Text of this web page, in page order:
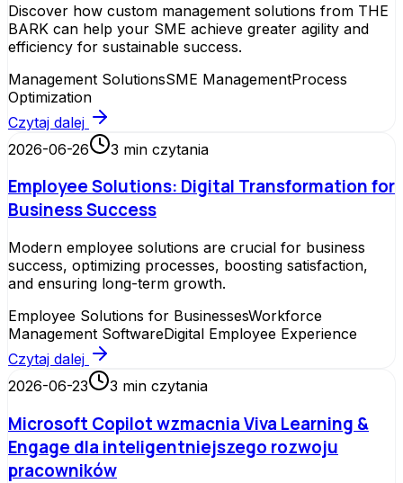
Discover how custom management solutions from THE
BARK can help your SME achieve greater agility and
efficiency for sustainable success.
Management SolutionsSME ManagementProcess
Optimization
Czytaj dalej
2026-06-26
3 min czytania
Employee Solutions: Digital Transformation for
Business Success
Modern employee solutions are crucial for business
success, optimizing processes, boosting satisfaction,
and ensuring long-term growth.
Employee Solutions for BusinessesWorkforce
Management SoftwareDigital Employee Experience
Czytaj dalej
2026-06-23
3 min czytania
Microsoft Copilot wzmacnia Viva Learning &
Engage dla inteligentniejszego rozwoju
pracowników